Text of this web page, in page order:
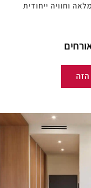
וחוויה ייחודית